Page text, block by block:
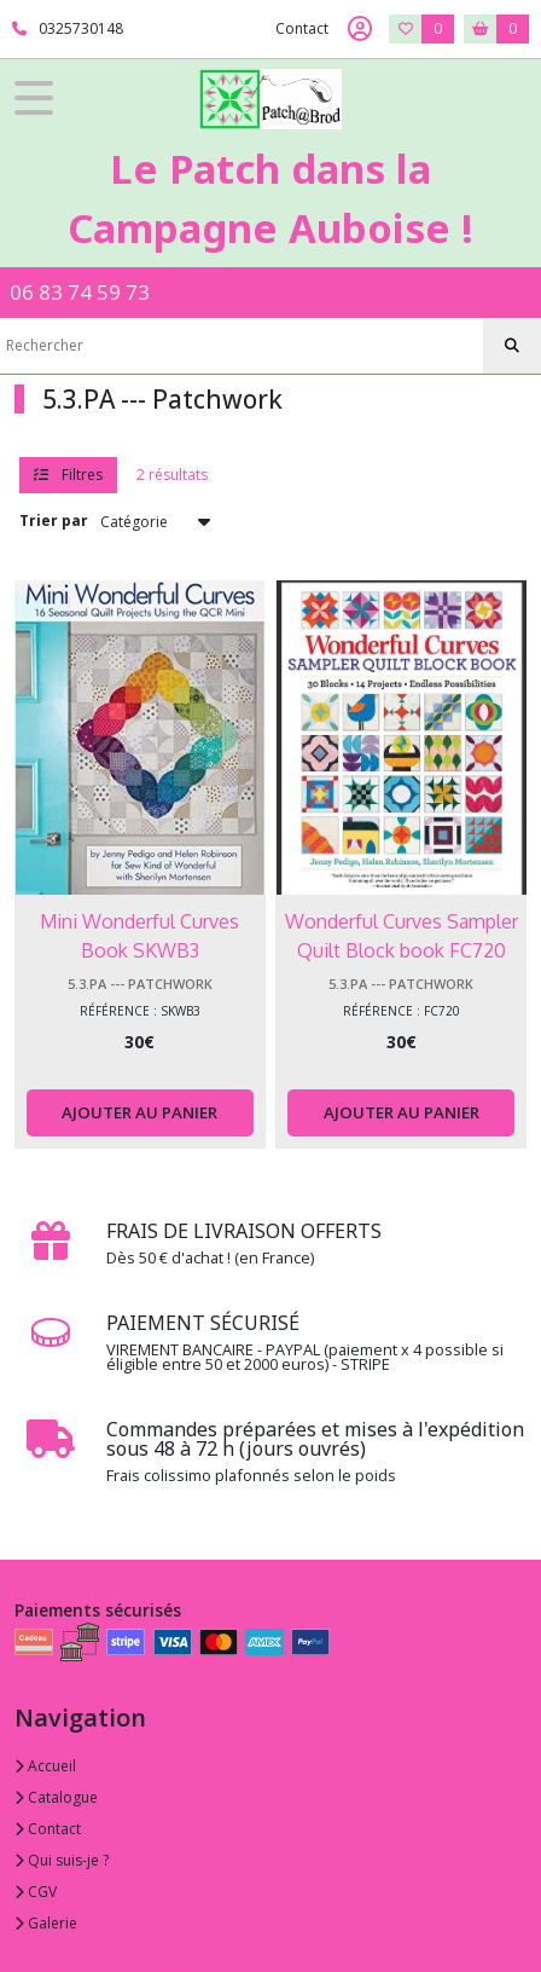
0325730148 Contact 0 0
Le Patch dans la
Campagne Auboise !
06 83 74 59 73
5.3.PA --- Patchwork
Filtres 2 résultats
Trier par
Mini Wonderful Curves
Book SKWB3
5.3.PA --- PATCHWORK
RÉFÉRENCE : SKWB3
30€
AJOUTER AU PANIER
Wonderful Curves Sampler
Quilt Block book FC720
5.3.PA --- PATCHWORK
RÉFÉRENCE : FC720
30€
AJOUTER AU PANIER
FRAIS DE LIVRAISON OFFERTS
Dès 50 € d'achat ! (en France)
PAIEMENT SÉCURISÉ
VIREMENT BANCAIRE - PAYPAL (paiement x 4 possible si
éligible entre 50 et 2000 euros) - STRIPE
Commandes préparées et mises à l'expédition
sous 48 à 72 h (jours ouvrés)
Frais colissimo plafonnés selon le poids
Fermer
FILTRES
Livres
&
cadeau
-
-
5.3.PA
-
-
Afficher
résultats
Paiements sécurisés
Navigation
Accueil
Catalogue
Contact
Qui suis-je ?
CGV
Galerie